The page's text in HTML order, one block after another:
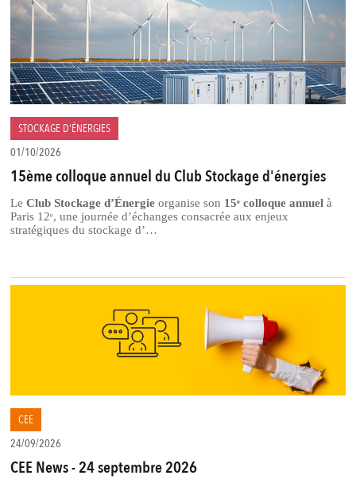
STOCKAGE D'ÉNERGIES
01/10/2026
15ème colloque annuel du Club Stockage d'énergies
Le Club Stockage d’Énergie organise son 15ᵉ colloque annuel à
Paris 12ᵉ, une journée d’échanges consacrée aux enjeux
stratégiques du stockage d’…
CEE
24/09/2026
CEE News - 24 septembre 2026